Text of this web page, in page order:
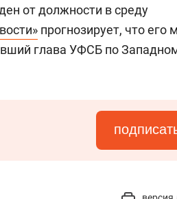
от должности в среду
прогнозирует, что его
глава УФСБ по